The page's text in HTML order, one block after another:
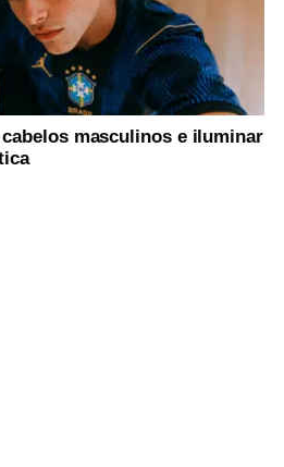
masculinos e iluminar